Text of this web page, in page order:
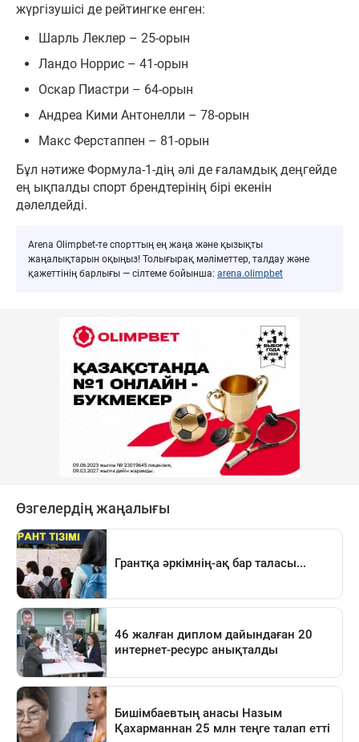
жүргізушісі де рейтингке енген:
Шарль Леклер – 25-орын
Ландо Норрис – 41-орын
Оскар Пиастри – 64-орын
Андреа Кими Антонелли – 78-орын
Макс Ферстаппен – 81-орын
Бұл нәтиже Формула-1-дің әлі де ғаламдық деңгейде
ең ықпалды спорт брендтерінің бірі екенін
дәлелдейді.
Arena Olimpbet-те спорттың ең жаңа және қызықты
жаңалықтарын оқыңыз! Толығырақ мәліметтер, талдау және
қажеттінің барлығы — сілтеме бойынша: arena.olimpbet